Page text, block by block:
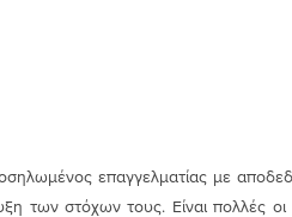
επαγγελματίας με
των στόχων τους. Είναι πολλές οι